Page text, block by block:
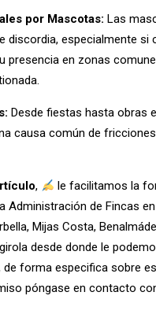
por Mascotas: Las
discordia, especialmente si
presencia en zonas
Desde fiestas hasta obras
causa común de
,
le facilitamos la
Administración de Fincas
Mijas Costa,
desde donde le
de forma especifica sobre
póngase en contacto